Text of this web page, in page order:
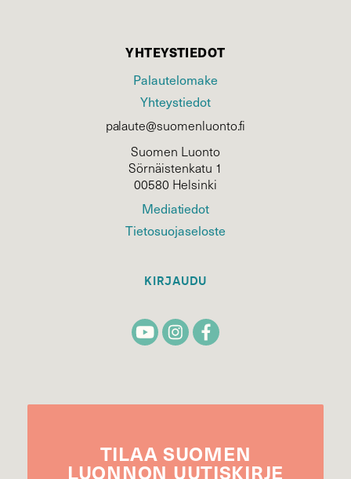
YHTEYSTIEDOT
Palautelomake
Yhteystiedot
palaute@suomenluonto.fi
Suomen Luonto
Sörnäistenkatu 1
00580 Helsinki
Mediatiedot
Tietosuojaseloste
KIRJAUDU
TILAA SUOMEN
LUONNON UUTIS­KIRJE